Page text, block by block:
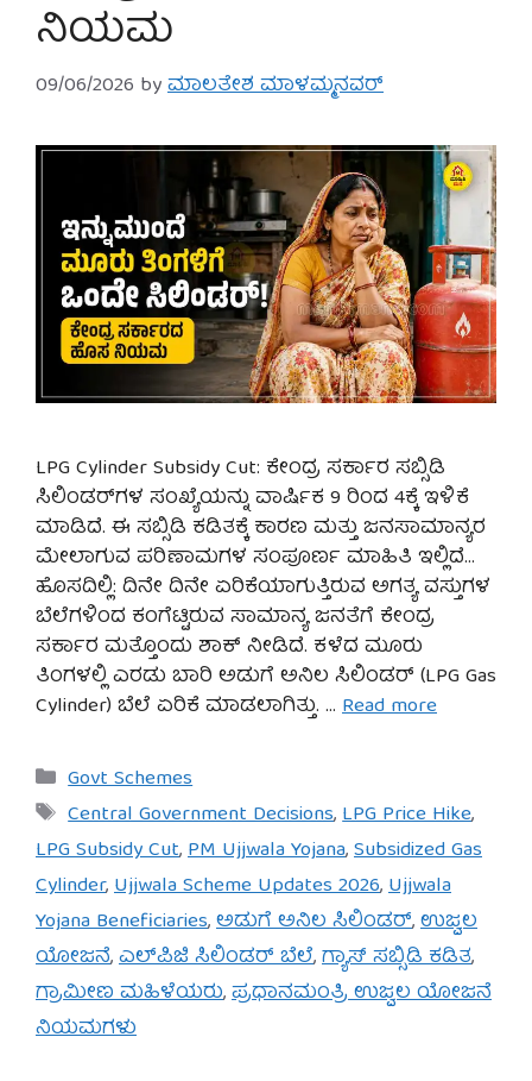
ನಿಯಮ
09/06/2026 byಮಾಲತೇಶ ಮಾಳಮ್ಮನವರ್
LPG Cylinder Subsidy Cut: ಕೇಂದ್ರ ಸರ್ಕಾರ ಸಬ್ಸಿಡಿ
ಸಿಲಿಂಡರ್‌ಗಳ ಸಂಖ್ಯೆಯನ್ನು ವಾರ್ಷಿಕ 9 ರಿಂದ 4ಕ್ಕೆ ಇಳಿಕೆ
ಮಾಡಿದೆ. ಈ ಸಬ್ಸಿಡಿ ಕಡಿತಕ್ಕೆ ಕಾರಣ ಮತ್ತು ಜನಸಾಮಾನ್ಯರ
ಮೇಲಾಗುವ ಪರಿಣಾಮಗಳ ಸಂಪೂರ್ಣ ಮಾಹಿತಿ ಇಲ್ಲಿದೆ…
ಹೊಸದಿಲ್ಲಿ: ದಿನೇ ದಿನೇ ಏರಿಕೆಯಾಗುತ್ತಿರುವ ಅಗತ್ಯ ವಸ್ತುಗಳ
ಬೆಲೆಗಳಿಂದ ಕಂಗೆಟ್ಟಿರುವ ಸಾಮಾನ್ಯ ಜನತೆಗೆ ಕೇಂದ್ರ
ಸರ್ಕಾರ ಮತ್ತೊಂದು ಶಾಕ್ ನೀಡಿದೆ. ಕಳೆದ ಮೂರು
ತಿಂಗಳಲ್ಲಿ ಎರಡು ಬಾರಿ ಅಡುಗೆ ಅನಿಲ ಸಿಲಿಂಡರ್ (LPG Gas
Cylinder) ಬೆಲೆ ಏರಿಕೆ ಮಾಡಲಾಗಿತ್ತು. … Read more
Categories
Govt Schemes
Tags
Central Government Decisions,LPG Price Hike,
LPG Subsidy Cut,PM Ujjwala Yojana,Subsidized Gas
Cylinder,Ujjwala Scheme Updates 2026,Ujjwala
Yojana Beneficiaries,ಅಡುಗೆ ಅನಿಲ ಸಿಲಿಂಡರ್,ಉಜ್ವಲ
ಯೋಜನೆ,ಎಲ್‌ಪಿಜಿ ಸಿಲಿಂಡರ್ ಬೆಲೆ,ಗ್ಯಾಸ್ ಸಬ್ಸಿಡಿ ಕಡಿತ,
ಗ್ರಾಮೀಣ ಮಹಿಳೆಯರು,ಪ್ರಧಾನಮಂತ್ರಿ ಉಜ್ವಲ ಯೋಜನೆ
ನಿಯಮಗಳು